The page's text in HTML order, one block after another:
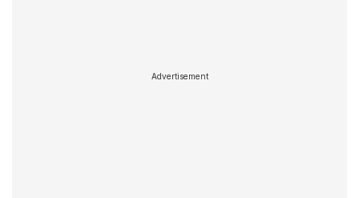
Advertisement